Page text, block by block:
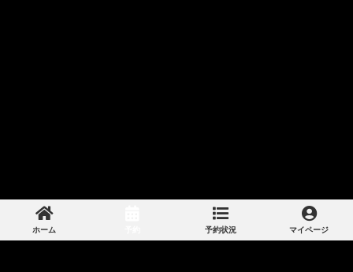
ホーム 予約状況 マイページ